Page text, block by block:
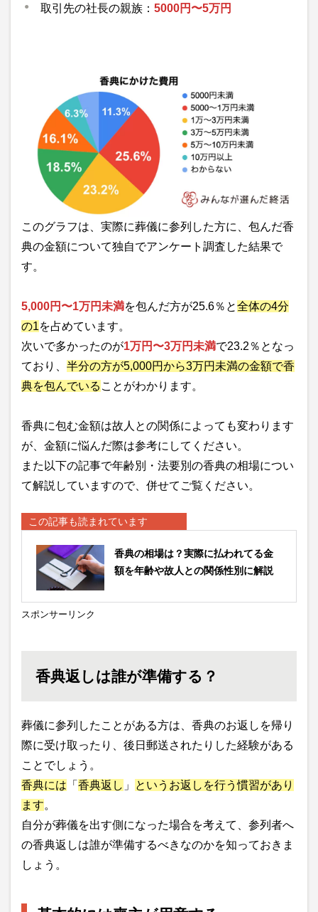
取引先の社長の親族： 5000円〜5万円
このグラフは、実際に葬儀に参列した方に、包んだ香
典の金額について独自でアンケート調査した結果で
す。
5,000円〜1万円未満を包んだ方が25.6％と全体の4分
の1を占めています。
次いで多かったのが1万円〜3万円未満で23.2％となっ
ており、 半分の方が5,000円から3万円未満の金額で香
典を包んでいる ことがわかります。
香典に包む金額は故人との関係によっても変わります
が、金額に悩んだ際は参考にしてください。
また以下の記事で年齢別・法要別の香典の相場につい
て解説していますので、併せてご覧ください。
この記事も読まれています
香典の相場は？実際に払われてる金
額を年齢や故人との関係性別に解説
スポンサーリンク
香典返しは誰が準備する？
葬儀に参列したことがある方は、香典のお返しを帰り
際に受け取ったり、後日郵送されたりした経験がある
ことでしょう。
香典には 「 香典返し 」
というお返しを行う慣習があり
ます。
自分が葬儀を出す側になった場合を考えて、参列者へ
の香典返しは誰が準備するべきなのかを知っておきま
しょう。